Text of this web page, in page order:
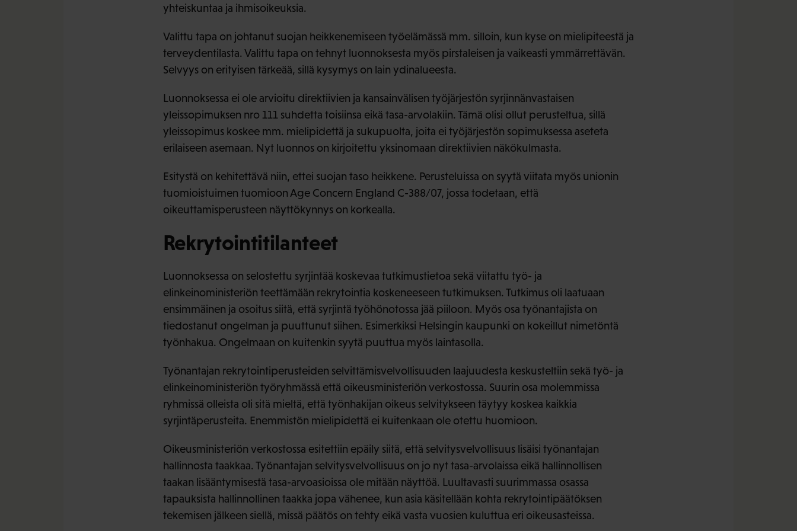
yhteiskuntaa ja ihmisoikeuksia.
Valittu tapa on johtanut suojan heikkenemiseen työelämässä mm. silloin, kun kyse on mielipiteestä ja
terveydentilasta. Valittu tapa on tehnyt luonnoksesta myös pirstaleisen ja vaikeasti ymmärrettävän.
Selvyys on erityisen tärkeää, sillä kysymys on lain ydinalueesta.
Luonnoksessa ei ole arvioitu direktiivien ja kansainvälisen työjärjestön syrjinnänvastaisen
yleissopimuksen nro 111 suhdetta toisiinsa eikä tasa-arvolakiin. Tämä olisi ollut perusteltua, sillä
yleissopimus koskee mm. mielipidettä ja sukupuolta, joita ei työjärjestön sopimuksessa aseteta
erilaiseen asemaan. Nyt luonnos on kirjoitettu yksinomaan direktiivien näkökulmasta.
Esitystä on kehitettävä niin, ettei suojan taso heikkene. Perusteluissa on syytä viitata myös unionin
tuomioistuimen tuomioon Age Concern England C-388/07, jossa todetaan, että
oikeuttamisperusteen näyttökynnys on korkealla.
Rekrytointitilanteet
Luonnoksessa on selostettu syrjintää koskevaa tutkimustietoa sekä viitattu työ- ja
elinkeinoministeriön teettämään rekrytointia koskeneeseen tutkimuksen. Tutkimus oli laatuaan
ensimmäinen ja osoitus siitä, että syrjintä työhönotossa jää piiloon. Myös osa työnantajista on
tiedostanut ongelman ja puuttunut siihen. Esimerkiksi Helsingin kaupunki on kokeillut nimetöntä
työnhakua. Ongelmaan on kuitenkin syytä puuttua myös laintasolla.
Työnantajan rekrytointiperusteiden selvittämisvelvollisuuden laajuudesta keskusteltiin sekä työ- ja
elinkeinoministeriön työryhmässä että oikeusministeriön verkostossa. Suurin osa molemmissa
ryhmissä olleista oli sitä mieltä, että työnhakijan oikeus selvitykseen täytyy koskea kaikkia
syrjintäperusteita. Enemmistön mielipidettä ei kuitenkaan ole otettu huomioon.
Oikeusministeriön verkostossa esitettiin epäily siitä, että selvitysvelvollisuus lisäisi työnantajan
hallinnosta taakkaa. Työnantajan selvitysvelvollisuus on jo nyt tasa-arvolaissa eikä hallinnollisen
taakan lisääntymisestä tasa-arvoasioissa ole mitään näyttöä. Luultavasti suurimmassa osassa
tapauksista hallinnollinen taakka jopa vähenee, kun asia käsitellään kohta rekrytointipäätöksen
tekemisen jälkeen siellä, missä päätös on tehty eikä vasta vuosien kuluttua eri oikeusasteissa.